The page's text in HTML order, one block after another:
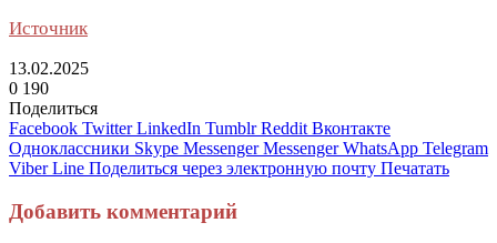
Источник
13.02.2025
0 190
Поделиться
Facebook Twitter LinkedIn Tumblr Reddit Вконтакте
Одноклассники Skype Messenger Messenger WhatsApp Telegram
Viber Line Поделиться через электронную почту Печатать
Добавить комментарий